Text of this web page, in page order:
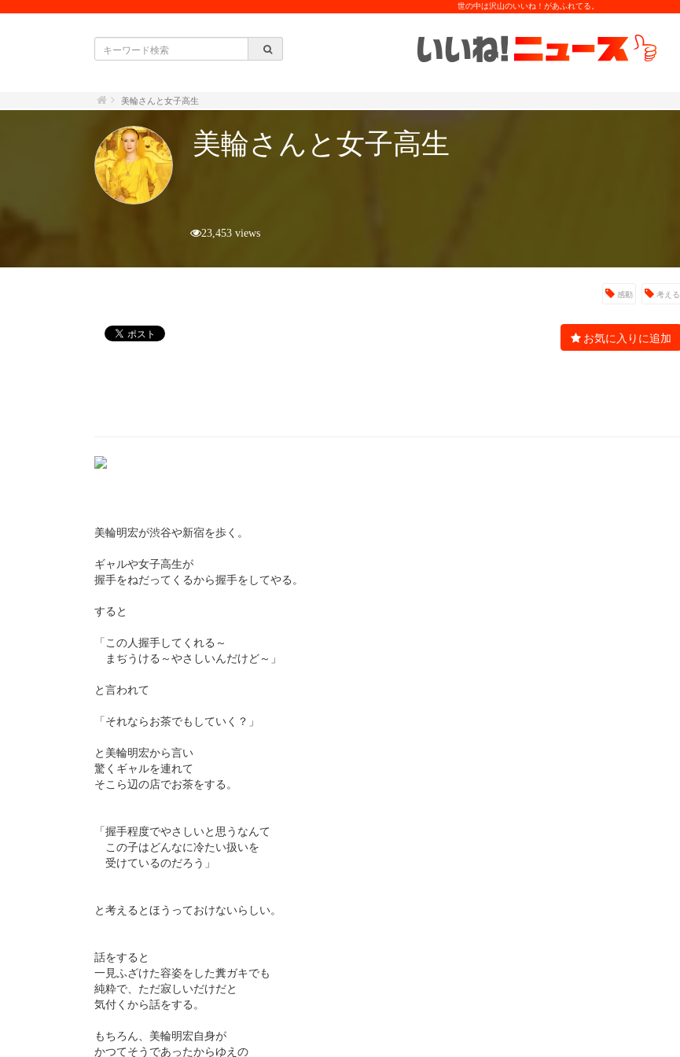
世の中は沢山のいいね！があふれてる。
美輪さんと女子高生
美輪さんと女子高生
23,453 views
感動 考える
お気に入りに追加
美輪明宏が渋谷や新宿を歩く。
ギャルや女子高生が
握手をねだってくるから握手をしてやる。
すると
「この人握手してくれる～
まぢうける～やさしいんだけど～」
と言われて
「それならお茶でもしていく？」
と美輪明宏から言い
驚くギャルを連れて
そこら辺の店でお茶をする。
「握手程度でやさしいと思うなんて
この子はどんなに冷たい扱いを
受けているのだろう」
と考えるとほうっておけないらしい。
話をすると
一見ふざけた容姿をした糞ガキでも
純粋で、ただ寂しいだけだと
気付くから話をする。
もちろん、美輪明宏自身が
かつてそうであったからゆえの